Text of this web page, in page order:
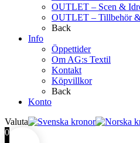
OUTLET – Scen &
OUTLET – Tillbehör
Back
Info
Öppettider
Om AG:s Textil
Kontakt
Köpvillkor
Back
Konto
Valuta
0